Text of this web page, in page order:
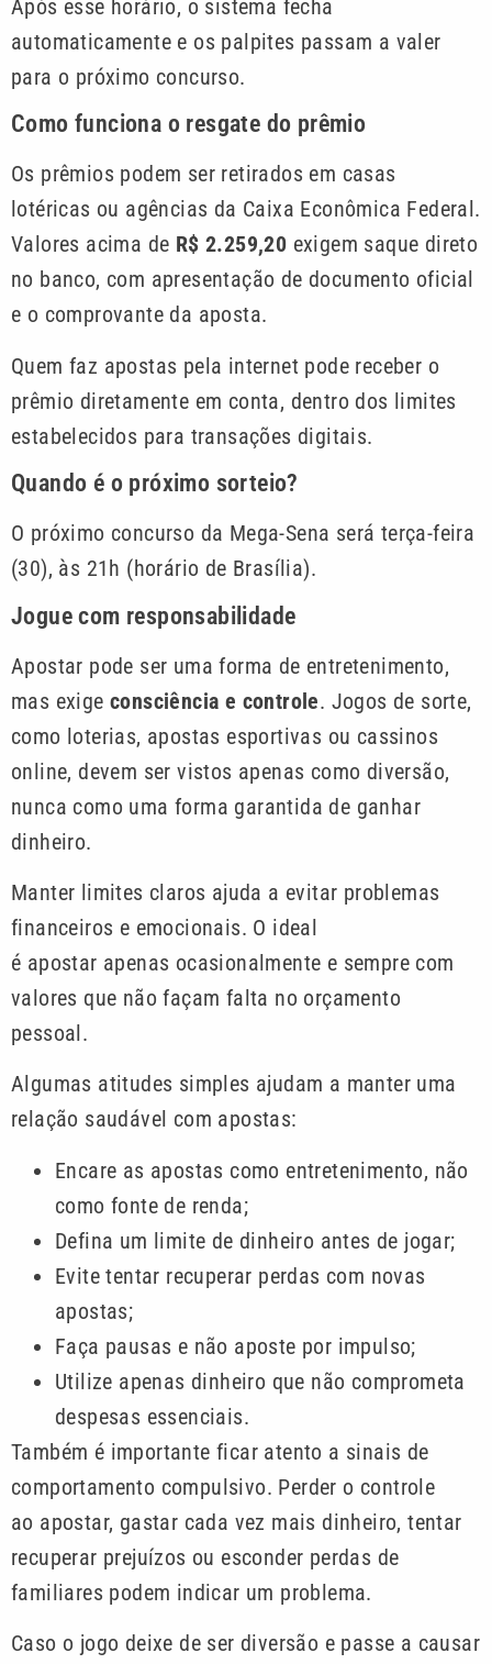
Após esse horário, o sistema fecha
automaticamente e os palpites passam a valer
para o próximo concurso.
Como funciona o resgate do prêmio
Os prêmios podem ser retirados em casas
lotéricas ou agências da Caixa Econômica Federal.
Valores acima de R$ 2.259,20 exigem saque direto
no banco, com apresentação de documento oficial
e o comprovante da aposta.
Quem faz apostas pela internet pode receber o
prêmio diretamente em conta, dentro dos limites
estabelecidos para transações digitais.
Quando é o próximo sorteio?
O próximo concurso da Mega-Sena será terça-feira
(30), às 21h (horário de Brasília).
Jogue com responsabilidade
Apostar pode ser uma forma de entretenimento,
mas exigeconsciência e controle. Jogos de sorte,
como loterias, apostas esportivas ou cassinos
online, devem ser vistos apenas como diversão,
nunca como uma forma garantida de ganhar
dinheiro.
Manter limites claros ajuda a evitar problemas
financeiros e emocionais. O ideal
é apostar apenas ocasionalmente e sempre com
valores que não façam falta no orçamento
pessoal.
Algumas atitudes simples ajudam a manter uma
relação saudável com apostas:
Encare as apostas como entretenimento, não
como fonte de renda;
Defina um limite de dinheiro antes de jogar;
Evite tentar recuperar perdas com novas
apostas;
Faça pausas e não aposte por impulso;
Utilize apenas dinheiro que não comprometa
despesas essenciais.
Também é importante ficar atento a sinais de
comportamento compulsivo. Perder o controle
ao apostar, gastar cada vez mais dinheiro, tentar
recuperar prejuízos ou esconder perdas de
familiares podem indicar um problema.
Caso o jogo deixe de ser diversão e passe a causar